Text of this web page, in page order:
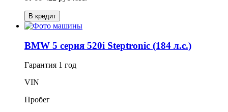
В кредит
BMW 5 серия 520i Steptronic (184 л.с.)
Гарантия 1 год
VIN
Пробег